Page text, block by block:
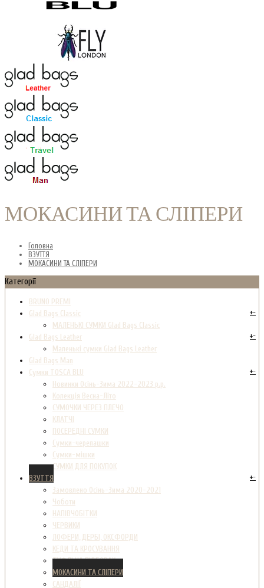
МОКАСИНИ ТА СЛІПЕРИ
Головна
ВЗУТТЯ
МОКАСИНИ ТА СЛІПЕРИ
Категорії
BRUNO PREMI
Glad Bags Classic
+-
МАЛЕНЬКІ СУМКИ Glad Bags Classic
Glad Bags Leather
+-
Маленькі сумки Glad Bags Leather
Glad Bags Man
Сумки TOSCA BLU
+-
Новинки Осінь-Зима 2022-2023 р.р.
Колекція Весна-Літо
СУМОЧКИ ЧЕРЕЗ ПЛЕЧО
КЛАТЧІ
ПОСЕРЕДНІ СУМКИ
Сумки-черепашки
Сумки-мішки
СУМКИ ДЛЯ ПОКУПОК
ВЗУТТЯ
+-
Замовлено Осінь-Зима 2020-2021
Чоботи
НАПІВЧОБІТКИ
ЧЕРВИКИ
ЛОФЕРИ, ДЕРБІ, ОКСФОРДИ
КЕДИ ТА КРОСУВАННЯ
ТУФЛІ НА ПІДБОРАХ
МОКАСИНИ ТА СЛІПЕРИ
САНДАЛІЇ